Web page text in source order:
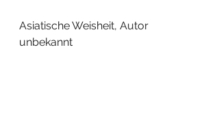
Asiatische Weisheit, Autor
unbekannt